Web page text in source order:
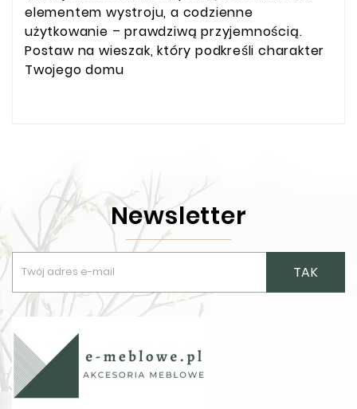
elementem wystroju, a codzienne
użytkowanie – prawdziwą przyjemnością.
Postaw na wieszak, który podkreśli charakter
Twojego domu
Newsletter
TAK